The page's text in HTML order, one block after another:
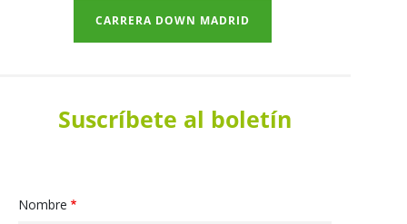
CARRERA DOWN MADRID
Suscríbete al boletín